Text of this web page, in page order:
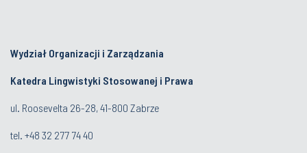
Wydział Organizacji i Zarządzania
Katedra Lingwistyki Stosowanej i Prawa
ul. Roosevelta 26-28, 41-800 Zabrze
tel. +48 32 277 74 40